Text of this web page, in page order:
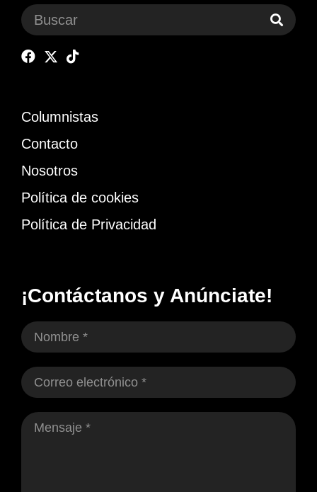
Columnistas
Contacto
Nosotros
Política de cookies
Política de Privacidad
¡Contáctanos y Anúnciate!